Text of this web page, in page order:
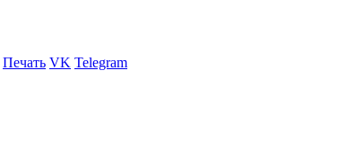
Печать VK Telegram